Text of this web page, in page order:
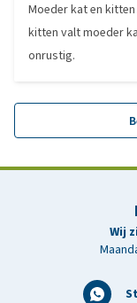
Moeder kat en
kitten valt moeder
onrustig.
Wij